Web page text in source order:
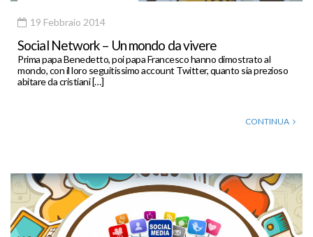
19 Febbraio 2014
Social Network – Un mondo da vivere
Prima papa Benedetto, poi papa Francesco hanno dimostrato al
mondo, con il loro seguitissimo account Twitter, quanto sia prezioso
abitare da cristiani […]
CONTINUA